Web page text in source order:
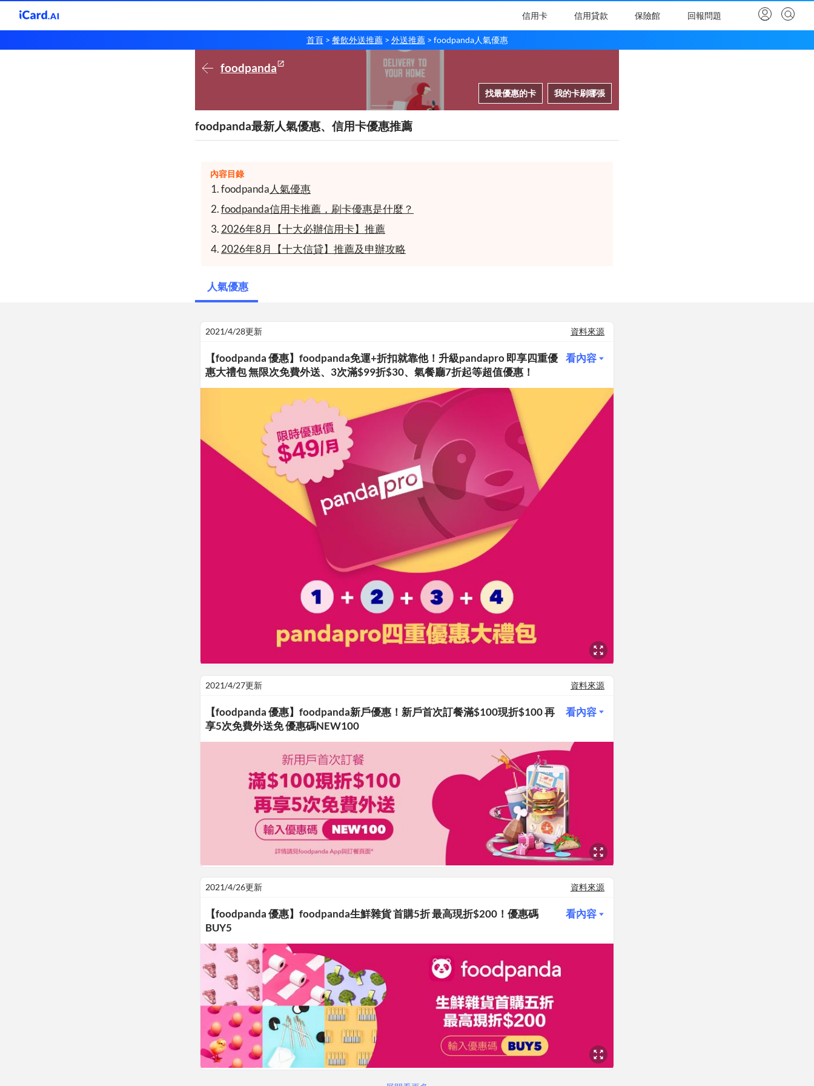
信用卡 信用貸款 保險館 回報問題
首頁 餐飲外送推薦 外送推薦 foodpanda人氣優惠
foodpanda
找最優惠的卡 我的卡刷哪張
foodpanda最新人氣優惠、信用卡優惠推薦
內容目錄
foodpanda 人氣優惠
foodpanda信用卡推薦，刷卡優惠是什麼？
2026年8月【十大必辦信用卡】推薦
2026年8月【十大信貸】推薦及申辦攻略
人氣優惠
2021/4/28更新 資料來源
【foodpanda 優惠】foodpanda免運+折扣就靠他！升級pandapro 即享四重優
惠大禮包 無限次免費外送、3次滿$99折$30、氣餐廳7折起等超值優惠！
看內容
2021/4/27更新 資料來源
【foodpanda 優惠】foodpanda新戶優惠！新戶首次訂餐滿$100現折$100 再
享5次免費外送免 優惠碼NEW100
看內容
2021/4/26更新 資料來源
【foodpanda 優惠】foodpanda生鮮雜貨 首購5折 最高現折$200！優惠碼
BUY5
看內容